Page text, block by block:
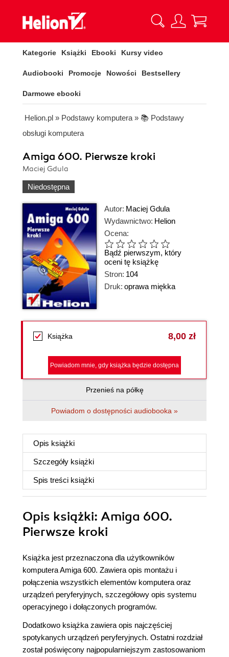
Kategorie Książki Ebooki Kursy video
Audiobooki Promocje Nowości Bestsellery
Darmowe ebooki
Helion.pl » Podstawy komputera » 📚 Podstawy
obsługi komputera
Amiga 600. Pierwsze kroki
Maciej Gdula
Niedostępna
Autor: Maciej Gdula
Wydawnictwo: Helion
Ocena:
Bądź pierwszym, który
oceni tę książkę
Stron: 104
Druk: oprawa miękka
Książka 8,00 zł
Powiadom mnie, gdy książka będzie dostępna
Przenieś na półkę
Powiadom o dostępności audiobooka »
Opis książki
Szczegóły książki
Spis treści książki
Opis książki: Amiga 600.
Pierwsze kroki
Książka jest przeznaczona dla użytkowników
komputera Amiga 600. Zawiera opis montażu i
połączenia wszystkich elementów komputera oraz
urządzeń peryferyjnych, szczegółowy opis systemu
operacyjnego i dołączonych programów.
Dodatkowo książka zawiera opis najczęściej
spotykanych urządzeń peryferyjnych. Ostatni rozdział
został poświęcony najpopularniejszym zastosowaniom